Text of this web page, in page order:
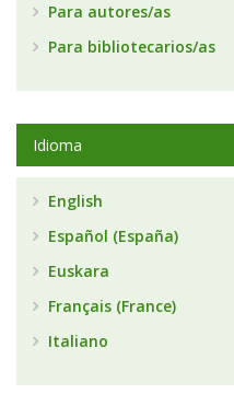
Para autores/as
Para bibliotecarios/as
Idioma
English
Español (España)
Euskara
Français (France)
Italiano